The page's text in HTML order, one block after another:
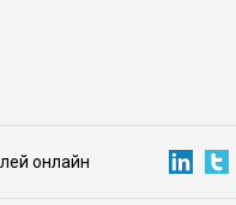
онлайн